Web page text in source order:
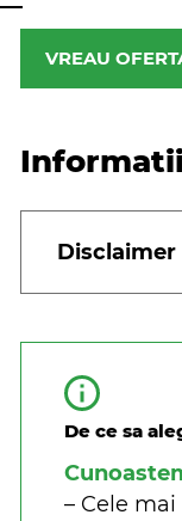
VREAU
Disclaimer
De ce sa
– Cele